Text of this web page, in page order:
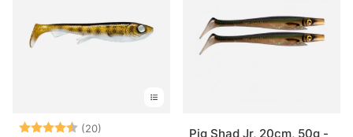
Arvio: (20)
4.7 5:sta tähdestäPig Shad Jr, 20cm, 50g -